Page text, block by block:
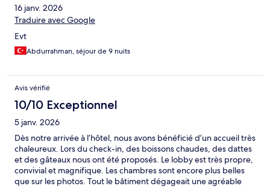
16 janv. 2026
Traduire avec Google
Evt
Abdurrahman, séjour de 9 nuits
Avis vérifié
10/10 Exceptionnel
5 janv. 2026
Dès notre arrivée à l’hôtel, nous avons bénéficié d’un accueil très
chaleureux. Lors du check-in, des boissons chaudes, des dattes
et des gâteaux nous ont été proposés. Le lobby est très propre,
convivial et magnifique. Les chambres sont encore plus belles
que sur les photos. Tout le bâtiment dégageait une agréable